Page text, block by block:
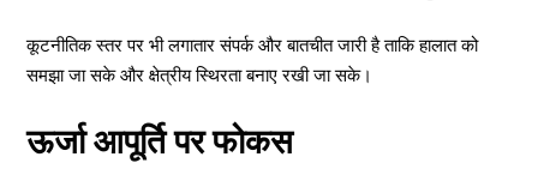
कूटनीतिक स्तर पर भी लगातार संपर्क और बातचीत जारी है ताकि हालात को
समझा जा सके और क्षेत्रीय स्थिरता बनाए रखी जा सके।
ऊर्जा आपूर्ति पर फोकस